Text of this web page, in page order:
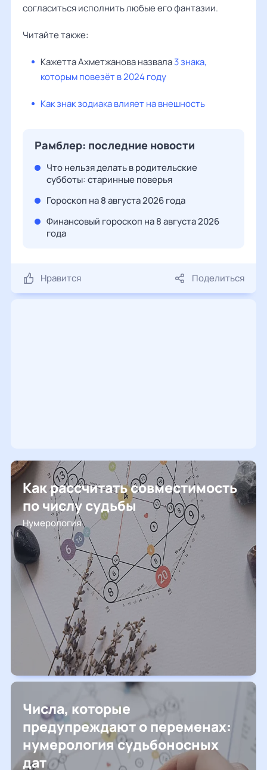
согласиться исполнить любые его фантазии.
Читайте также:
Кажетта Ахметжанованазвала3 знака,
которым повезёт в 2024 году
Как знак зодиака влияет на внешность
Рамблер: последние новости
Что нельзя делать в родительские
субботы: старинные поверья
Гороскоп на 8 августа 2026 года
Финансовый гороскоп на 8 августа 2026
года
Нравится Поделиться
Как рассчитать совместимость
по числу судьбы
Нумерология
Числа, которые
предупреждают о переменах:
нумерология судьбоносных
дат